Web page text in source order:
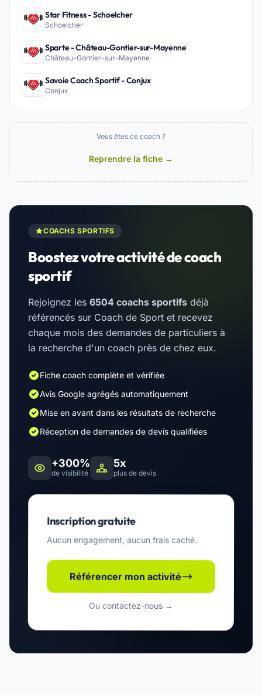
Star Fitness - Schoelcher
Schoelcher
Sparte - Château-Gontier-sur-Mayenne
Château-Gontier-sur-Mayenne
Savoie Coach Sportif - Conjux
Conjux
Vous êtes ce coach ?
Reprendre la fiche →
COACHS SPORTIFS
Boostez votre activité de coach
sportif
Rejoignez les 6504 coachs sportifs déjà
référencés sur Coach de Sport et recevez
chaque mois des demandes de particuliers à
la recherche d'un coach près de chez eux.
Fiche coach complète et vérifiée
Avis Google agrégés automatiquement
Mise en avant dans les résultats de recherche
Réception de demandes de devis qualifiées
+300%
de visibilité
5x
plus de devis
Inscription gratuite
Aucun engagement, aucun frais caché.
Référencer mon activité
Ou contactez-nous →